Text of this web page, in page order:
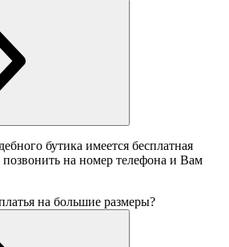
бутика имеется бесплатная
на номер телефона и Вам
на большие размеры?